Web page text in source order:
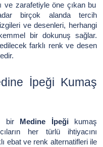
ve zarafetiyle öne çıkan bu
birçok alanda tercih
ve desenleri, herhangi
bir dokunuş sağlar.
farklı renk ve desen
İpeği Kumaş
bir Medine İpeğikumaş
her türlü ihtiyacını
ebat ve renk alternatifleri ile